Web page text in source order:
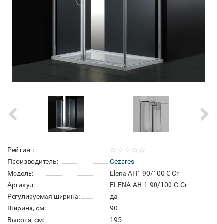
Рейтинг:
Производитель:
Cezares
Модель:
Elena AH1 90/100 C Cr
Артикул:
ELENA-AH-1-90/100-C-Cr
Регулируемая ширина:
да
Ширина, см:
90
Высота, см:
195